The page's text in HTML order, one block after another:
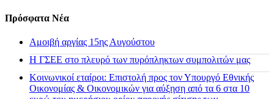
Πρόσφατα Νέα
Αμοιβή αργίας 15ης Αυγούστου
H ΓΣΕΕ στο πλευρό των πυρόπληκτων συμπολιτών μας
Κοινωνικοί εταίροι: Επιστολή προς τον Υπουργό Εθνικής
Οικονομίας & Οικονομικών για αύξηση από τα 6 στα 10